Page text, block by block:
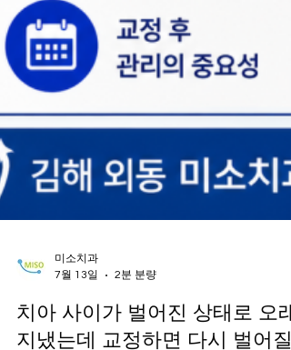
미소치과